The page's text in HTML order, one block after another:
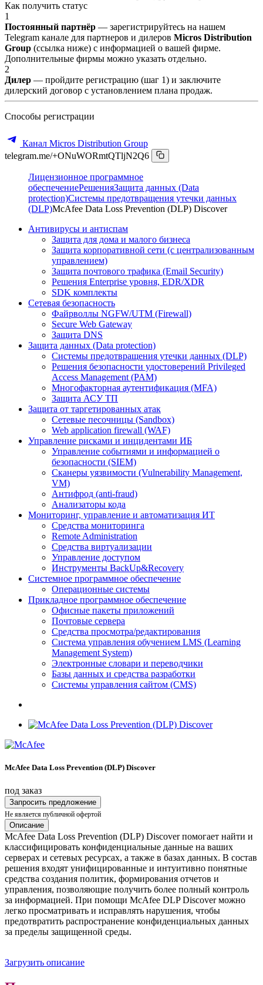
Как получить статус
1
Постоянный партнёр — зарегистрируйтесь на нашем
Telegram канале для партнеров и дилеров Micros Distribution
Group (ссылка ниже) с информацией о вашей фирме.
Дополнительные фирмы можно указать отдельно.
2
Дилер — пройдите регистрацию (шаг 1) и заключите
дилерский договор с установлением плана продаж.
Способы регистрации
Канал Micros Distribution Group
telegram.me/+ONuWORmtQTljN2Q6
Лицензионное программное
обеспечениеРешенияЗащита данных (Data
protection)Системы предотвращения утечки данных
(DLP)McAfee Data Loss Prevention (DLP) Discover
Антивирусы и антиспам
Защита для дома и малого бизнеса
Защита корпоративной сети (с централизованным
управлением)
Защита почтового трафика (Email Security)
Решения Enterprise уровня, EDR/XDR
SDK комплекты
Сетевая безопасность
Файрволлы NGFW/UTM (Firewall)
Secure Web Gateway
Защита DNS
Защита данных (Data protection)
Системы предотвращения утечки данных (DLP)
Решения безопасности удостоверений Privileged
Access Management (PAM)
Многофакторная аутентификация (MFA)
Защита АСУ ТП
Защита от таргетированных атак
Сетевые песочницы (Sandbox)
Web application firewall (WAF)
Управление рисками и инцидентами ИБ
Управление событиями и информацией о
безопасности (SIEM)
Сканеры уязвимости (Vulnerability Management,
VM)
Антифрод (anti-fraud)
Анализаторы кода
Мониторинг, управление и автоматизация ИТ
Средства мониторинга
Remote Administration
Средства виртуализации
Управление доступом
Инструменты BackUp&Recovery
Системное программное обеспечение
Операционные системы
Прикладное программное обеспечение
Офисные пакеты приложений
Почтовые сервера
Средства просмотра/редактирования
Система управления обучением LMS (Learning
Management System)
Электронные словари и переводчики
Базы данных и средства разработки
Системы управления сайтом (CMS)
McAfee Data Loss Prevention (DLP) Discover
под заказ
Запросить предложение
Не является публичной офертой
Описание
McAfee Data Loss Prevention (DLP) Discover помогает найти и
классифицировать конфиденциальные данные на ваших
серверах и сетевых ресурсах, а также в базах данных. В состав
решения входят унифицированные и интуитивно понятные
средства создания политик, формирования отчетов и
управления, позволяющие получить более полный контроль
за информацией. При помощи McAfee DLP Discover можно
легко просматривать и исправлять нарушения, чтобы
предотвратить распространение конфиденциальных данных
за пределы защищенной среды.
Загрузить описание